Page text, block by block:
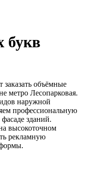
букв
заказать объёмные
метро Лесопарковая.
наружной
профессиональную
зданий.
высокоточном
рекламную